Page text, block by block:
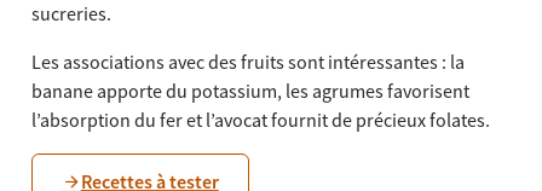
sucreries.
Les associations avec des fruits sont intéressantes : la
banane apporte du potassium, les agrumes favorisent
l’absorption du fer et l’avocat fournit de précieux folates.
Recettes à tester